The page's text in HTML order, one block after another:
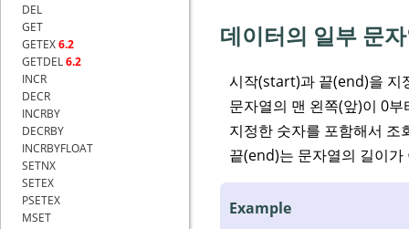
DEL
GET
GETEX6.2
GETDEL6.2
INCR
DECR
INCRBY
DECRBY
INCRBYFLOAT
SETNX
SETEX
PSETEX
MSET
데이터의 일부 문
시작(start)과 끝(end)을 지
문자열의 맨 왼쪽(앞)이 0
지정한 숫자를 포함해서 조
끝(end)는 문자열의 길이가
Example